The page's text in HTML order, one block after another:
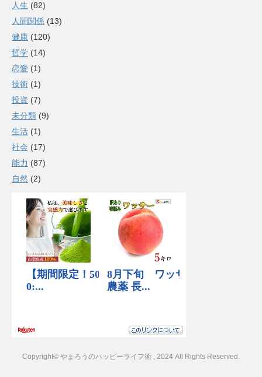
人生 (82)
人間関係 (13)
健康 (120)
哲学 (14)
恋愛 (1)
技術 (1)
投資 (7)
未分類 (9)
生活 (1)
社会 (17)
能力 (87)
自然 (2)
Copyright© やまろうのハッピーライフ術 , 2024 All Rights Reserved.